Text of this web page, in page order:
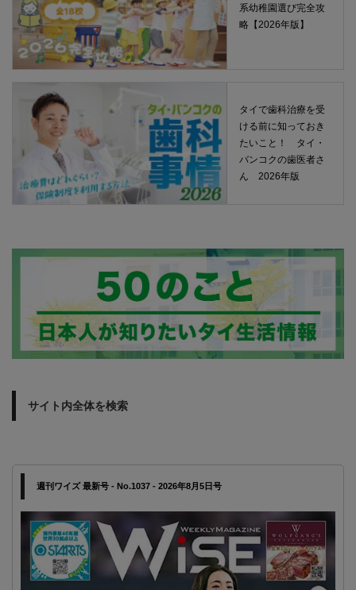
系幼稚園選び完全攻
略【2026年版】
タイで歯科治療を受
ける前に知っておき
たいこと！ タイ・
バンコクの歯医者さ
ん 2026年版
サイト内全体を検索
週刊ワイズ 最新号 - No.1037 - 2026年8月5日号